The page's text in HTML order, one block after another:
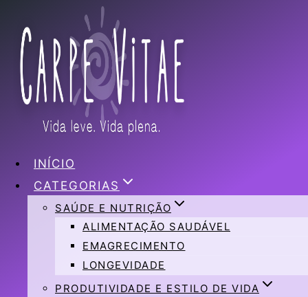
Conteúdo
INÍCIO
CATEGORIAS
SAÚDE E NUTRIÇÃO
ALIMENTAÇÃO SAUDÁVEL
EMAGRECIMENTO
LONGEVIDADE
PRODUTIVIDADE E ESTILO DE VIDA